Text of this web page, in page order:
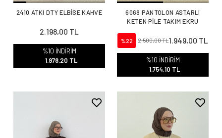
2410 ATKI DTY ELBİSE KAHVE
2.198,00 TL
%10 İNDİRİM
1.978,20 TL
6068 PANTOLON ASTARLI
KETEN PİLE TAKIM EKRU
%22 2.500,00 TL1.949,00 TL
%10 İNDİRİM
1.754,10 TL